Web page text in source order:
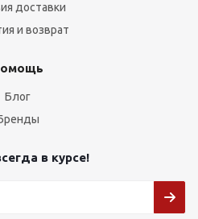
доставки
и возврат
Блог
в курсе!